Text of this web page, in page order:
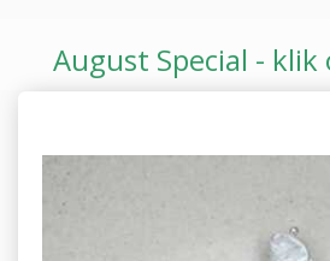
August Special -